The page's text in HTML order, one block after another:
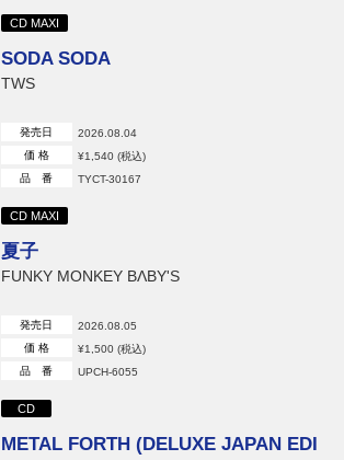
CD MAXI
SODA SODA
TWS
発売日
2026.08.04
価 格
¥1,540 (税込)
品 番
TYCT-30167
CD MAXI
夏子
FUNKY MONKEY BΛBY'S
発売日
2026.08.05
価 格
¥1,500 (税込)
品 番
UPCH-6055
CD
METAL FORTH (DELUXE JAPAN EDI